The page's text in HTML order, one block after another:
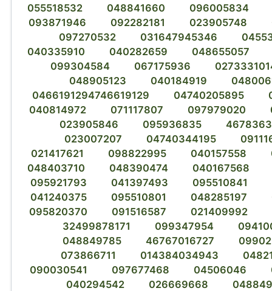
055518532
048841660
096005834
093871946
092282181 023905748
097270532
031647945346
040335910
040282659
048655057
099304584
067175936
048905123
040184919
0466191294746619129
04740205895
040814972
071117807 097979020
023905846
095936835
023007207
04740344195
021417621
098822995 040157558
048403710
048390474
040167568
095921793
041397493 095510841
041240375
095510801 048285197
095820370
091516587
021409992
32499878171
099347954
048849785
46767016727
073866711
014384034943
090030541
097677468 04506046
040294542
026669668